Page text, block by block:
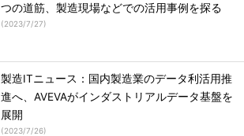
つの道筋、製造現場などでの活用事例を探る
(2023/7/27)
製造ITニュース：国内製造業のデータ利活用推
進へ、AVEVAがインダストリアルデータ基盤を
展開
(2023/7/26)